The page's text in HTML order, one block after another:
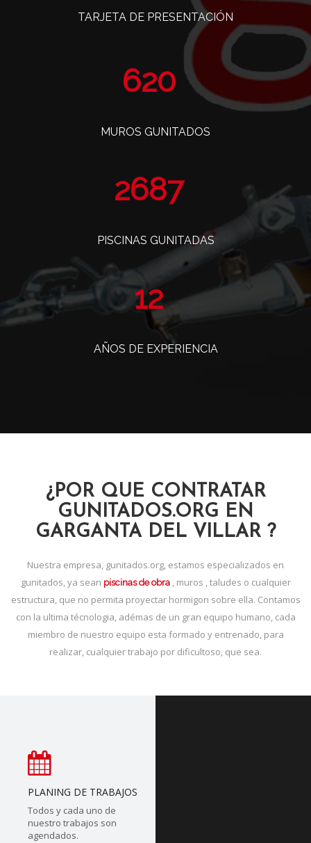
TARJETA DE PRESENTACIÓN
750
MUROS GUNITADOS
3251
PISCINAS GUNITADAS
14
AÑOS DE EXPERIENCIA
¿POR QUE CONTRATAR
GUNITADOS.ORG EN
GARGANTA DEL VILLAR ?
Nuestra empresa, gunitados.org, estamos especializados en
gunitados, ya sean piscinas de obra, muros , taludes o cualquier
estructura, que no permita proyectar hormigon sobre ella. Contamos
con la ultima técnologia, adémas de un gran equipo humano, cada
miembro de nuestro equipo esta formado y entrenado, para
realizar, cualquier trabajo por dificultoso, que sea.
PLANING DE TRABAJOS
Todos y cada uno de
nuestro trabajos son
agendados.